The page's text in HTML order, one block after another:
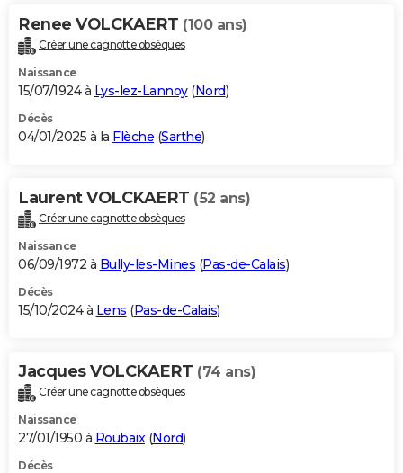
Renee VOLCKAERT (100 ans)
Créer une cagnotte obsèques
Naissance
15/07/1924 à Lys-lez-Lannoy(Nord)
Décès
04/01/2025 à la Flèche (Sarthe)
Laurent VOLCKAERT (52 ans)
Créer une cagnotte obsèques
Naissance
06/09/1972 à Bully-les-Mines (Pas-de-Calais)
Décès
15/10/2024 à Lens (Pas-de-Calais)
Jacques VOLCKAERT (74 ans)
Créer une cagnotte obsèques
Naissance
27/01/1950 à Roubaix(Nord)
Décès